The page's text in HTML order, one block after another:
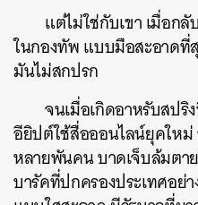
แต่ไม่ใช่กับเขา เมื่อกลั
ในกองทัพ แบบมือสะอาดที่
มันไม่สกปรก
จนเมื่อเกิดอาหรับสปริ
อียิปต์ใช้สื่อออนไลน์ยุคใหม่
หลายพันคน บาดเจ็บล้มตา
บารัคที่ปกครองประเทศอย่